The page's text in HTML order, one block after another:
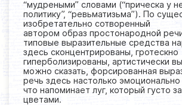
“мудреными” словами (“прическа у
политику”, “ревьматизьма”). По
изобретательно сотворенный
автором образ простонародной
типовые выразительные средства
здесь сконцентрированы, гротескно
гиперболизированы, артистически
можно сказать, форсированная
речь здесь настолько эмоционально
что напоминает луг, который густо
цветами.